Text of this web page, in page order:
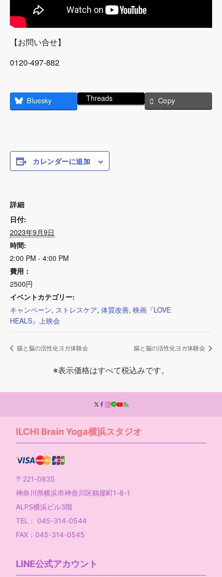
【お問い合せ】
0120-497-882
Bluesky Threads Copy
カレンダーに追加
詳細
日付:
2023年9月9日
時間:
2:00 PM - 4:00 PM
費用：
2500円
イベントカテゴリー:
キャンペーン, ストレスケア, 体質改善, 映画『LOVE
HEALS』上映会
腸と脳の活性化ヨガ体験会 腸と脳の活性化ヨガ体験会
※表示価格はすべて税込みです。
ILCHI Brain Yoga横浜スタジオ
〒221-0835
神奈川県横浜市神奈川区鶴屋町1-8-1
ALPS横浜ビル3階
TEL： 045-314-0544
FAX：045-314-0545
LINE公式アカウント